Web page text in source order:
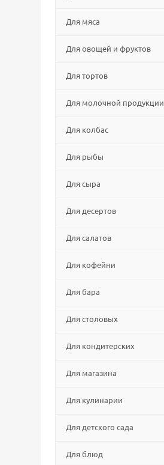
Для мяса
Для овощей и фруктов
Для тортов
Для молочной продукции
Для колбас
Для рыбы
Для сыра
Для десертов
Для салатов
Для кофейни
Для бара
Для столовых
Для кондитерских
Для магазина
Для кулинарии
Для детского сада
Для блюд